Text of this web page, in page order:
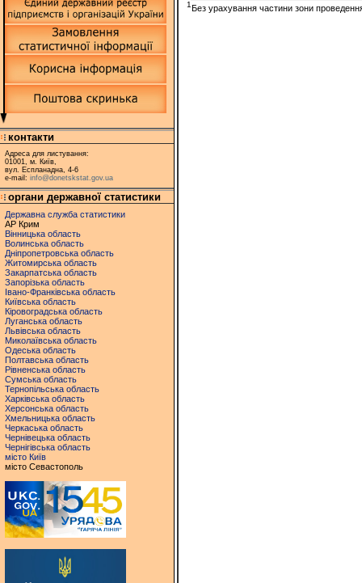
контакти
Адреса для листування:
01001, м. Київ,
вул. Еспланадна, 4-6
e-mail: info@donetskstat.gov.ua
органи державної статистики
Державна служба статистики
АР Крим
Вінницька область
Волинська область
Дніпропетровська область
Житомирська область
Закарпатська область
Запорізька область
Івано-Франківська область
Київська область
Кіровоградська область
Луганська область
Львівська область
Миколаївська область
Одеська область
Полтавська область
Рівненська область
Сумська область
Тернопільська область
Харківська область
Херсонська область
Хмельницька область
Черкаська область
Чернівецька область
Чернігівська область
місто Київ
місто Севастополь
1Без урахування частини зони